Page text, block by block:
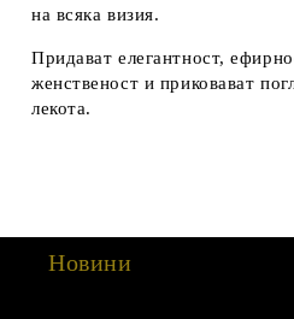
на всяка визия.
Придават елегантност,
женственост и приковават
лекота.
Новини